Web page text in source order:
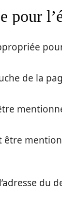
pour
de la
être
du